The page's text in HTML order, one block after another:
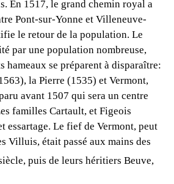
En 1517, le grand chemin royal a
Pont-sur-Yonne et Villeneuve-
le retour de la population. Le
par une population nombreuse,
hameaux se préparent à disparaître:
la Pierre (1535) et Vermont,
avant 1507 qui sera un centre
familles Cartault, et Figeois
essartage. Le fief de Vermont, peut
Villuis, était passé aux mains des
puis de leurs héritiers Beuve,